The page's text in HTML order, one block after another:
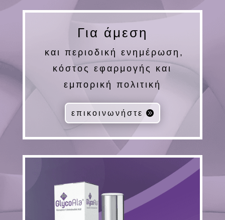
Για άμεση
και περιοδική ενημέρωση,
κόστος εφαρμογής και
εμπορική πολιτική
επικοινωνήστε